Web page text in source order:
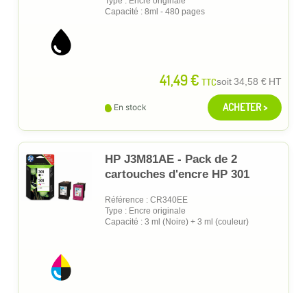
Capacité : 8ml - 480 pages
41,49 € TTCsoit34,58 € HT
En stock ACHETER >
HP J3M81AE - Pack de 2
cartouches d'encre HP 301
Référence : CR340EE
Type : Encre originale
Capacité : 3 ml (Noire) + 3 ml (couleur)